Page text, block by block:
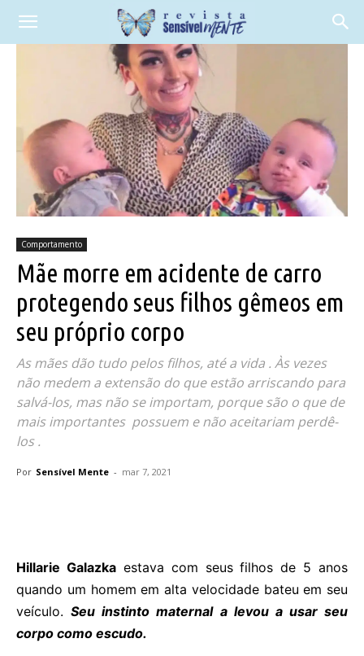
Comportamento
Mãe morre em acidente de carro
protegendo seus filhos gêmeos em
seu próprio corpo
As mães dão tudo pelos filhos, até a vida . Às vezes
não medem a extensão do que estão arriscando para
salvá-los, mas não se importam, porque são o que de
mais importantes possuem e não aceitariam perdê-
los .
Por Sensível Mente - mar 7, 2021
Hillarie Galazkaestava com seus filhos de 5 anos
quando um homem em alta velocidade bateu em seu
veículo.Seu instinto maternal a levou a usar seu
corpo como escudo.